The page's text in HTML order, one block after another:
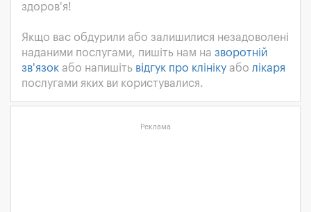
здоров'я!
Якщо вас обдурили або залишилися незадоволені
наданими послугами, пишіть нам на зворотній
зв'язок або напишіть відгук про клініку або лікаря
послугами яких ви користувалися.
Реклама